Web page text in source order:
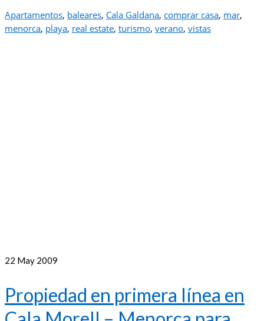
Apartamentos, baleares, Cala Galdana, comprar casa, mar,
menorca, playa, real estate, turismo, verano, vistas
22 May 2009
Propiedad en primera línea en